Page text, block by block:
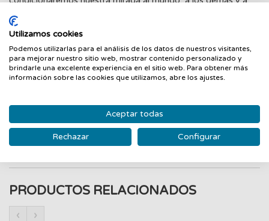
nosotros mismos; en definitiva, nuestra mirada a la vida.
Nuestra propia respuesta a esta pregunta la hemos articulado
interpretación sobre el ser humano es tributaria la práctica del
coaching ontológico. Partiendo de una de sus premisas que
posible aspirar a traves del coaching ontológico al
advenimient
PRODUCTOS RELACIONADOS
‹ ›
Utilizamos cookies
Podemos utilizarlas para el análisis de los datos de nuestros visitantes,
para mejorar nuestro sitio web, mostrar contenido personalizado y
brindarle una excelente experiencia en el sitio web. Para obtener más
información sobre las cookies que utilizamos, abre los ajustes.
Aceptar todas
Rechazar Configurar